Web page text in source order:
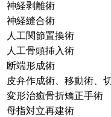
神経剥離術
神経縫合術
人工関節置換術
人工骨頭挿入術
断端形成術
皮弁作成術、移動術、
変形治癒骨折矯正手術
母指対立再建術